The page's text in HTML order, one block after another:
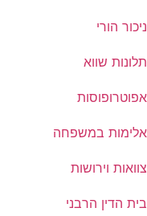
ניכור הורי
תלונות שווא
אפוטרופוסות
אלימות במשפחה
צוואות וירושות
בית הדין הרבני